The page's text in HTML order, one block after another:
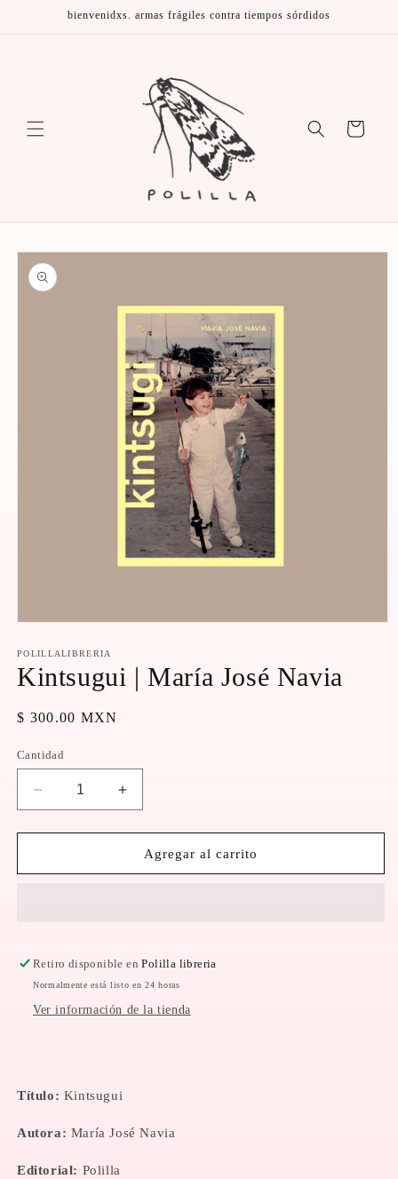
directamentebienvenidxs. armas frágiles contra tiempos sórdidos
Carrito
directamente
a la
información
multimedia
1
en
modal
POLILLALIBRERIA
Kintsugui | María José Navia
Precio
$ 300.00 MXN
Cantidad
Reducir
cantidad
para
|
Aumentar
cantidad
para
Kintsugui
|
Agregar al carrito
Retiro disponible enPolilla libreria
Normalmente está listo en 24 horas
Ver información de la tienda
Título: Kintsugui
Autora: María José Navia
Editorial: Polilla